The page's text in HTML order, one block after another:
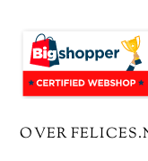
OVER